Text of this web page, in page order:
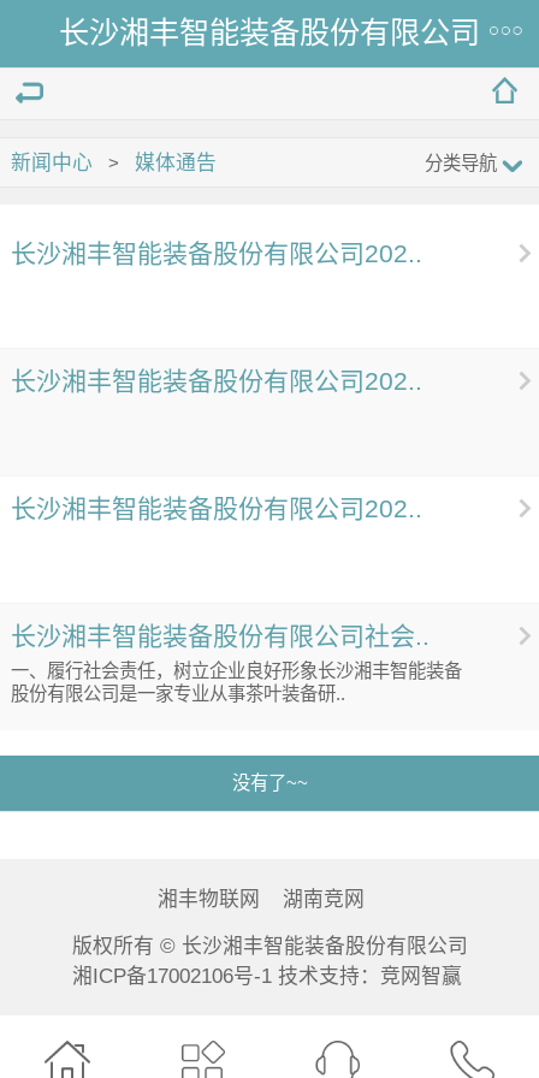
长沙湘丰智能装备股份有限公司
分类导航
新闻中心 > 媒体通告
长沙湘丰智能装备股份有限公司202..
长沙湘丰智能装备股份有限公司202..
长沙湘丰智能装备股份有限公司202..
长沙湘丰智能装备股份有限公司社会..
一、履行社会责任，树立企业良好形象长沙湘丰智能装备
股份有限公司是一家专业从事茶叶装备研..
没有了~~
湘丰物联网 湖南竞网
版权所有 © 长沙湘丰智能装备股份有限公司
湘ICP备17002106号-1 技术支持： 竞网智赢